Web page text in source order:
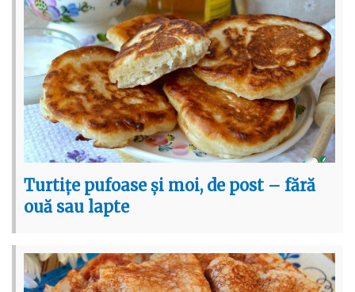
Turtițe pufoase și moi, de post – fără
ouă sau lapte